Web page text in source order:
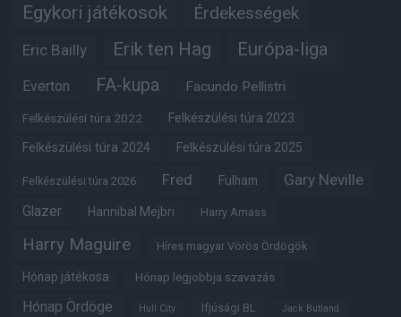
Egykori játékosok Érdekességek
Eric Bailly Erik ten Hag Európa-liga
Everton FA-kupa Facundo Pellistri
Felkészülési túra 2022 Felkészülési túra 2023
Felkészülési túra 2024 Felkészülési túra 2025
Felkészülési túra 2026 Fred Fulham Gary Neville
Glazer Hannibal Mejbri Harry Amass
Harry Maguire Híres magyar Vörös Ördögök
Hónap játékosa Hónap legjobbja szavazás
Hónap Ördöge Hull City Ifjúsági BL Jack Butland